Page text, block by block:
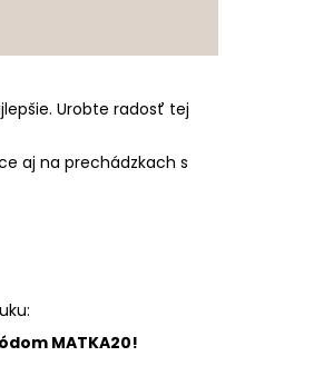
Urobte radosť tej
aj na prechádzkach s
MATKA20!